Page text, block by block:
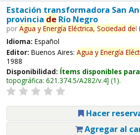
Estación transformadora San
provincia deRío Negro
por Agua y Energía Eléctrica, Sociedad del
Idioma: Español
Editor: Buenos Aires: Agua y Energía
1988
Disponibilidad: Ítems disponibles
topográfica: 621.374.5/A282/v.4 (1).
Hacer
Agregar al